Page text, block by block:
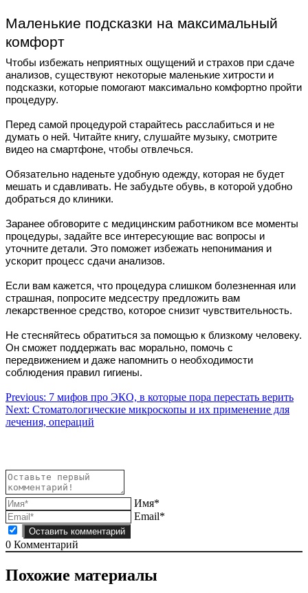
Маленькие подсказки на максимальный
комфорт
Чтобы избежать неприятных ощущений и страхов при сдаче
анализов, существуют некоторые маленькие хитрости и
подсказки, которые помогают максимально комфортно пройти
процедуру.
Перед самой процедурой старайтесь расслабиться и не
думать о ней. Читайте книгу, слушайте музыку, смотрите
видео на смартфоне, чтобы отвлечься.
Обязательно наденьте удобную одежду, которая не будет
мешать и сдавливать. Не забудьте обувь, в которой удобно
добраться до клиники.
Заранее обговорите с медицинским работником все моменты
процедуры, задайте все интересующие вас вопросы и
уточните детали. Это поможет избежать непонимания и
ускорит процесс сдачи анализов.
Если вам кажется, что процедура слишком болезненная или
страшная, попросите медсестру предложить вам
лекарственное средство, которое снизит чувствительность.
Не стесняйтесь обратиться за помощью к близкому человеку.
Он сможет поддержать вас морально, помочь с
передвижением и даже напомнить о необходимости
соблюдения правил гигиены.
Навигация
по
Previous: 7 мифов про ЭКО, в которые пора перестать верить
Next: Стоматологические микроскопы и их применение для
лечения, операций
Имя*
Email*
0 Комментарий
Похожие материалы